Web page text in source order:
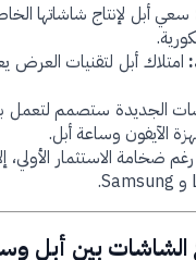
سعي أبل لإنتاج شاشاتها
امتلاك أبل لتقنيات العرض
الآيفون وساعة أبل.
رغم ضخامة الاستثمار الأولي،
الشاشات بين أبل